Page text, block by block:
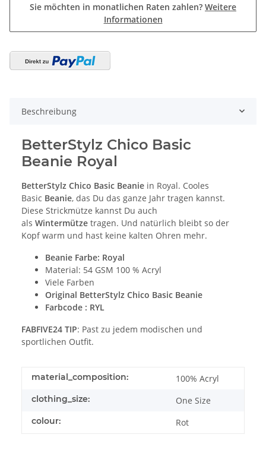
Sie möchten in monatlichen Raten zahlen? Weitere
Informationen
Beschreibung
BetterStylz Chico Basic
Beanie Royal
BetterStylz Chico Basic Beanie in Royal. Cooles
Basic Beanie, das Du das ganze Jahr tragen kannst.
Diese Strickmütze kannst Du auch
als Wintermütze tragen. Und natürlich bleibt so der
Kopf warm und hast keine kalten Ohren mehr.
Beanie Farbe: Royal
Material: 54 GSM 100 % Acryl
Viele Farben
Original BetterStylz Chico Basic Beanie
Farbcode : RYL
FABFIVE24 TIP: Past zu jedem modischen und
sportlichen Outfit.
material_composition: 100% Acryl
clothing_size: One Size
colour: Rot